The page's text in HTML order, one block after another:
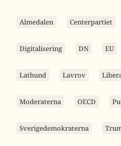
Almedalen Centerpartiet
Digitalisering DN EU
Lathund Lavrov
Moderaterna OECD
Sverigedemokraterna